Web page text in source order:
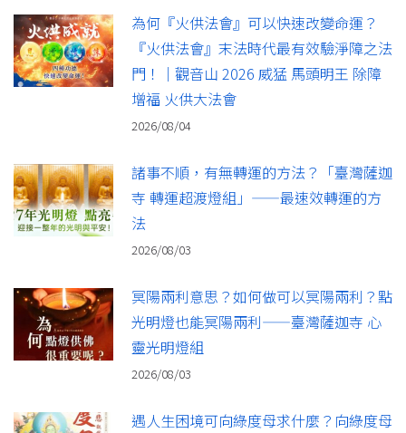
為何『火供法會』可以快速改變命運？
『火供法會』末法時代最有效驗淨障之法
門！｜觀音山 2026 威猛 馬頭明王 除障
增福 火供大法會
2026/08/04
諸事不順，有無轉運的方法？「臺灣薩迦
寺 轉運超渡燈組」——最速效轉運的方
法
2026/08/03
冥陽兩利意思？如何做可以冥陽兩利？點
光明燈也能冥陽兩利——臺灣薩迦寺 心
靈光明燈組
2026/08/03
遇人生困境可向綠度母求什麼？向綠度母